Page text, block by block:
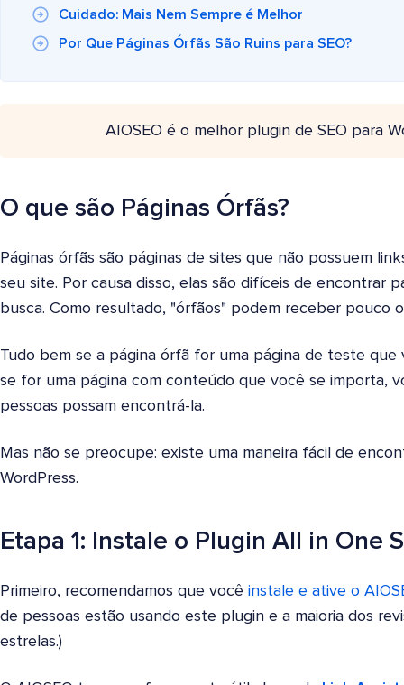
Cuidado: Mais Nem Sempre é Melhor
Por Que Páginas Órfãs São Ruins para SEO?
AIOSEO é o melhor plugin de SEO para
O que são Páginas Órfãs?
Páginas órfãs são páginas de sites que não possuem
seu site. Por causa disso, elas são difíceis de encontrar
busca. Como resultado, "órfãos" podem receber pouco
Tudo bem se a página órfã for uma página de teste que
se for uma página com conteúdo que você se importa,
pessoas possam encontrá-la.
Mas não se preocupe: existe uma maneira fácil de
WordPress.
Etapa 1: Instale o Plugin All in One
Primeiro, recomendamos que você instale e ative o
de pessoas estão usando este plugin e a maioria dos
estrelas.)